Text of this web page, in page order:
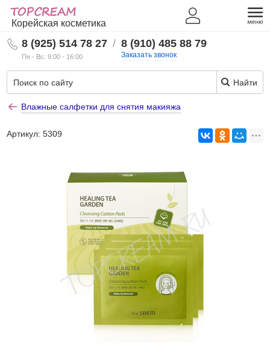
Корейская косметика
8 (925) 514 78 27
Пн - Вс: 9:00 - 16:00
/ 8 (910) 485 88 79
Заказать звонок
Найти
Влажные салфетки для снятия макияжа
Артикул:5309